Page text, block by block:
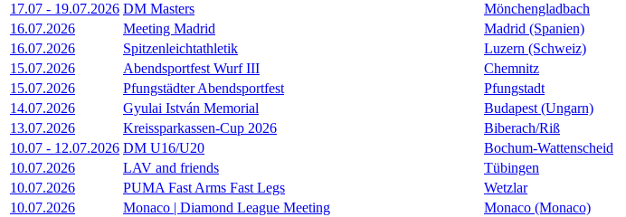
17.07 - 19.07.2026 DM Masters
Mönchengladbach
16.07.2026
Meeting Madrid
Madrid (Spanien)
16.07.2026
Spitzenleichtathletik
Luzern (Schweiz)
15.07.2026
Abendsportfest Wurf III
Chemnitz
15.07.2026
Pfungstädter Abendsportfest
Pfungstadt
14.07.2026
Gyulai István Memorial
Budapest (Ungarn)
13.07.2026
Kreissparkassen-Cup 2026
Biberach/Riß
10.07 - 12.07.2026 DM U16/U20
Bochum-Wattenscheid
10.07.2026
LAV and friends
Tübingen
10.07.2026
PUMA Fast Arms Fast Legs
Wetzlar
10.07.2026
Monaco | Diamond League Meeting
Monaco (Monaco)